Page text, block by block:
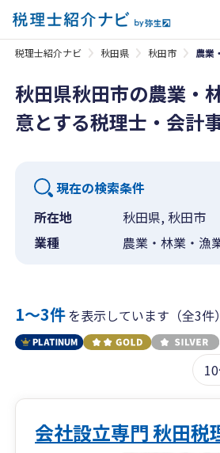
税理士紹介ナビ 秋田県 秋田市 農業
秋田県秋田市の農業・
意とする税理士・会計
現在の検索条件
所在地
秋田県, 秋田市
業種
農業・林業・漁
1〜3件を表示しています（全3件）
会社設立専門 秋田税